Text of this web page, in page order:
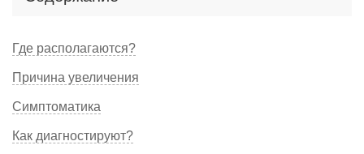
Где располагаются?
Причина увеличения
Симптоматика
Как диагностируют?